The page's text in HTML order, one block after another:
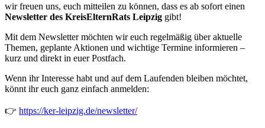
wir freuen uns, euch mitteilen zu können, dass es ab sofort einen
Newsletter des KreisElternRats Leipzig gibt!
Mit dem Newsletter möchten wir euch regelmäßig über aktuelle
Themen, geplante Aktionen und wichtige Termine informieren –
kurz und direkt in euer Postfach.
Wenn ihr Interesse habt und auf dem Laufenden bleiben möchtet,
könnt ihr euch ganz einfach anmelden:
👉 https://ker-leipzig.de/newsletter/